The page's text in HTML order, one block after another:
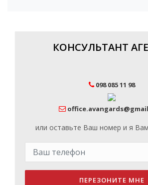
КОНСУЛЬТАНТ
098 085 11 98
или оставьте Ваш номер и я
ПЕРЕЗОНИТЕ МНЕ